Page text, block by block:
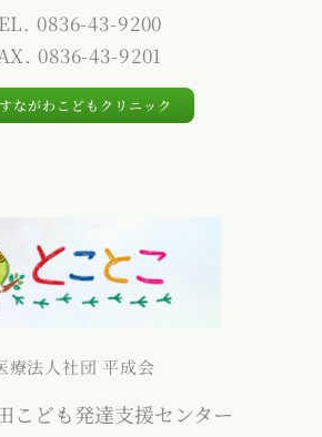
0836-43-9200
0836-43-9201
すながわこどもクリニック
療法人社団 平成会
こども発達支援センター